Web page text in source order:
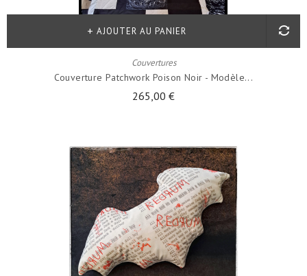
Couvertures
Couverture Patchwork Poison Noir - Modèle...
265,00 €
AJOUTER AU PANIER